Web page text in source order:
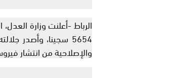
الرباط -أعلنت وزارة
5654 سجينا، وأصدر
والإصلاحية من انتشار